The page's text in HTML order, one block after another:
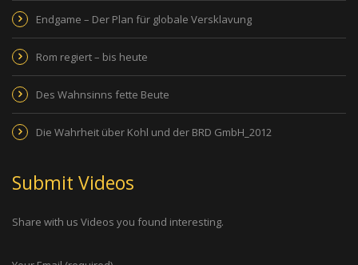
Endgame – Der Plan für globale Versklavung
Rom regiert – bis heute
Des Wahnsinns fette Beute
Die Wahrheit über Kohl und der BRD GmbH_2012
Submit Videos
Share with us Videos you found interesting.